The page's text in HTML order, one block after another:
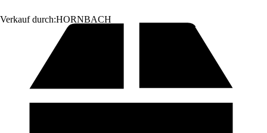
Verkauf durch:HORNBACH